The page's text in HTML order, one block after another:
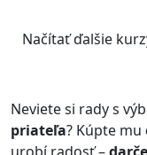
Načítať ďalšie
Neviete si rady s
priateľa? Kúpte mu